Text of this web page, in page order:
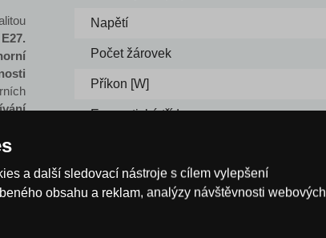
Napětí
Počet žárovek
Příkon [W]
Energetická třída
a další sledovací nástroje s cílem vylepšení
obsahu a reklam, analýzy návštěvnosti webových